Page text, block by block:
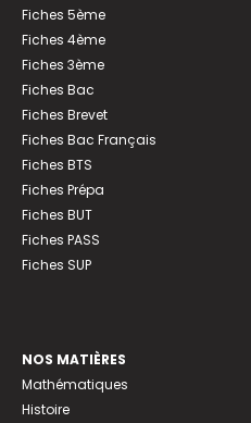
Fiches 5ème
Fiches 4ème
Fiches 3ème
Fiches Bac
Fiches Brevet
Fiches Bac Français
Fiches BTS
Fiches Prépa
Fiches BUT
Fiches PASS
Fiches SUP
NOS MATIÈRES
Mathématiques
Histoire